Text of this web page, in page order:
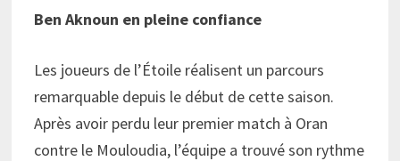
Ben Aknoun en pleine confiance
Les joueurs de l’Étoile réalisent un parcours
remarquable depuis le début de cette saison.
Après avoir perdu leur premier match à Oran
contre le Mouloudia, l’équipe a trouvé son rythme